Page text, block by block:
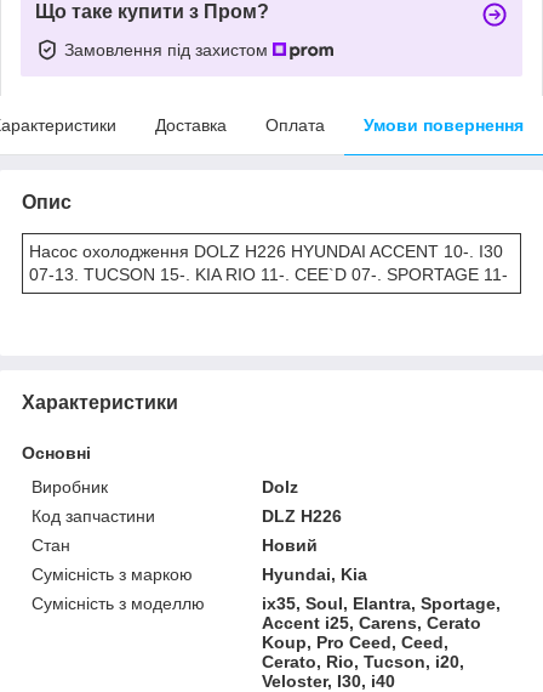
Що таке купити з Пром?
Замовлення під захистом
Доставка Оплата Умови повернення
Опис
Насос охолодження DOLZ H226 HYUNDAI ACCENT 10-. I30
07-13. TUCSON 15-. KIA RIO 11-. CEE`D 07-. SPORTAGE 11-
Характеристики
Основні
Виробник
Dolz
Код запчастини
DLZ H226
Стан
Новий
Сумісність з маркою
Hyundai, Kia
Сумісність з моделлю
ix35, Soul, Elantra, Sportage,
Accent i25, Carens, Cerato
Koup, Pro Ceed, Ceed,
Cerato, Rio, Tucson, i20,
Veloster, I30, i40